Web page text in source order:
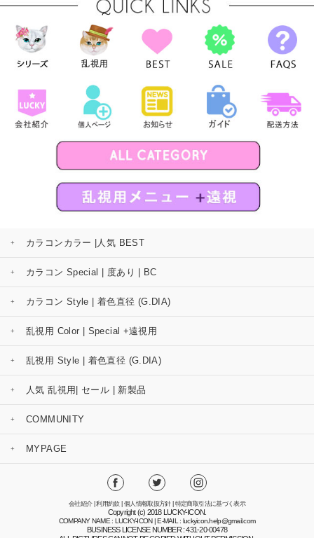
カラコンカラー |人気 BEST
カラコン Special | 度あり | BC
カラコン Style | 着色直径 (G.DIA)
乱視用 Color | Special +遠視用
乱視用 Style | 着色直径 (G.DIA)
人気 乱視用| セール | 新製品
COMMUNITY
MYPAGE
会社紹介|利用約款| 個人情報取扱方針| 特定商取引法に基づく表示
Copyright (c) 2018 LUCKY-ICON.
COMPANY NAME : LUCKY-ICON | E-MAIL : luckyicon.help@gmail.com
BUSINESS LICENSE NUMBER : 431-20-00478